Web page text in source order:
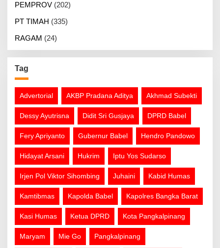
PEMPROV (202)
PT TIMAH (335)
RAGAM (24)
Tag
Advertorial AKBP Pradana Aditya Akhmad Subekti
Dessy Ayutrisna Didit Sri Gusjaya DPRD Babel
Fery Apriyanto Gubernur Babel Hendro Pandowo
Hidayat Arsani Hukrim Iptu Yos Sudarso
Irjen Pol Viktor Sihombing Juhaini Kabid Humas
Kamtibmas Kapolda Babel Kapolres Bangka Barat
Kasi Humas Ketua DPRD Kota Pangkalpinang
Maryam Mie Go Pangkalpinang